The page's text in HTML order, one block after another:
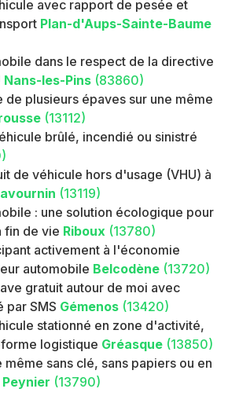
avec rapport de pesée et
Plan-d'Aups-Sainte-Baume
dans le respect de la directive
Nans-les-Pins (83860)
plusieurs épaves sur une même
(13112)
brûlé, incendié ou sinistré
de véhicule hors d'usage (VHU) à
(13119)
: une solution écologique pour
fin de vie Riboux (13780)
activement à l'économie
automobile Belcodène (13720)
gratuit autour de moi avec
par SMS Gémenos (13420)
stationné en zone d'activité,
logistique Gréasque (13850)
même sans clé, sans papiers ou en
Peynier (13790)